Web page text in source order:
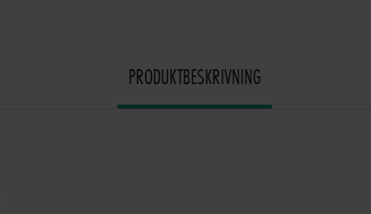
PRODUKTBESKRIVNING